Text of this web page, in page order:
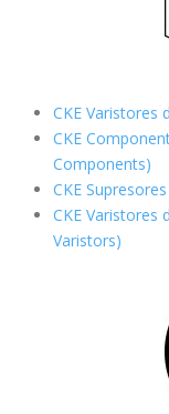
CKE Varistores
CKE
Components)
CKE
CKE Varistores
Varistors)